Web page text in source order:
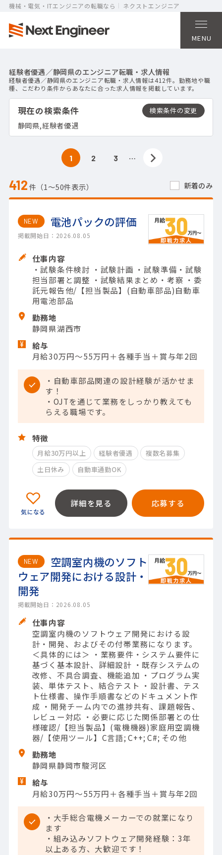
機械・電気・ITエンジニアの転職なら ネクストエンジニア
MENU
経験者優遇／静岡県のエンジニア転職・求人情報
経験者優遇／静岡県のエンジニア転職・求人情報は412件。勤務地や職
種、こだわり条件からあなたに合った求人情報を掲載しています。
現在の検索条件
静岡県,経験者優遇
412件（1〜50件表示） 新着のみ
1 2 3 …
NEW 電池パックの評価
掲載開始日：2026.08.05
仕事内容
・試験条件検討 ・試験計画 ・試験準備・試験
担当部署と調整 ・試験結果まとめ・考察 ・委
託元報告他/【担当製品】(自動車部品)自動車
用電池部品
勤務地
静岡県湖西市
給与
月給30万円～55万円＋各種手当＋賞与年2回
・自動車部品関連の設計経験が活かせま
す！
・OJTを通じて業務をしっかり教えても
らえる職場です。
特徴
月給30万円以上 経験者優遇
複数名募集
土日休み
自動車通勤OK
詳細を見る 応募する
NEW
空調室内機のソフト
ウェア開発における設計・
開発
掲載開始日：2026.08.05
仕事内容
空調室内機のソフトウェア開発における設
計・開発、およびその付帯業務になります。
＜具体的には＞ ・業務要件・システム要件に
基づく基本設計、詳細設計 ・既存システムの
改修、不具合調査、機能追加 ・プログラム実
装、単体テスト、結合テスト ・設計書、テス
ト仕様書、操作手順書などのドキュメント作
成 ・開発チーム内での進捗共有、課題報告、
レビュー対応 ・必要に応じた関係部署との仕
様確認/【担当製品】(電機機器)家庭用空調機
器/【使用ツール】C言語; C++; C#; その他
勤務地
静岡県静岡市駿河区
給与
月給30万円～55万円＋各種手当＋賞与年2回
・大手総合電機メーカーでの就業になり
ます
・組み込みソフトウェア開発経験：3年
以上ある方、大歓迎です！